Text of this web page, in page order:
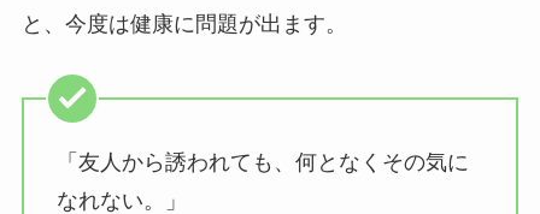
と、今度は健康に問題が出ます。
「友人から誘われても、何となくその気に
なれない。」